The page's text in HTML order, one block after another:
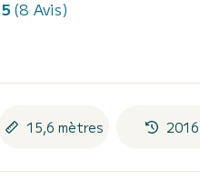
(8 Avis)
15,6 mètres 2016